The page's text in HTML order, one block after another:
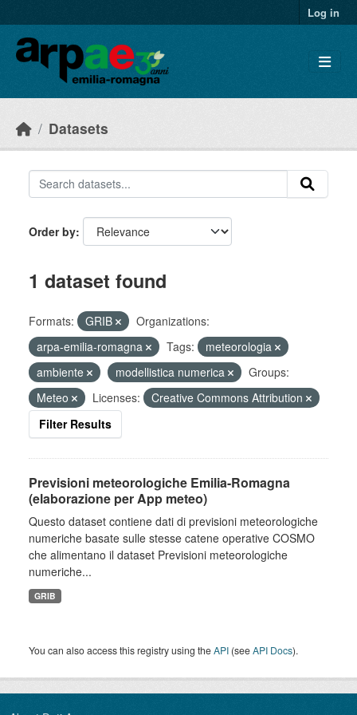
Log in
Datasets
Order by
1 dataset found
Formats: GRIB
Organizations:
arpa-emilia-romagna
Tags:
meteorologia
ambiente
modellistica numerica
Groups:
Meteo
Licenses:
Creative Commons Attribution
Filter Results
Previsioni meteorologiche Emilia-Romagna
(elaborazione per App meteo)
Questo dataset contiene dati di previsioni meteorologiche
numeriche basate sulle stesse catene operative COSMO
che alimentano il dataset Previsioni meteorologiche
numeriche...
GRIB
You can also access this registry using theAPI (seeAPI Docs).